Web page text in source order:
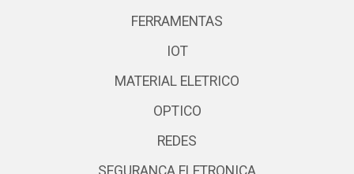
FERRAMENTAS
IOT
MATERIAL ELETRICO
OPTICO
REDES
SEGURANCA ELETRONICA